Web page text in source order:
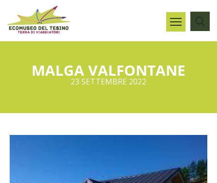
MALGA VALFONTANE
23 SETTEMBRE 2022